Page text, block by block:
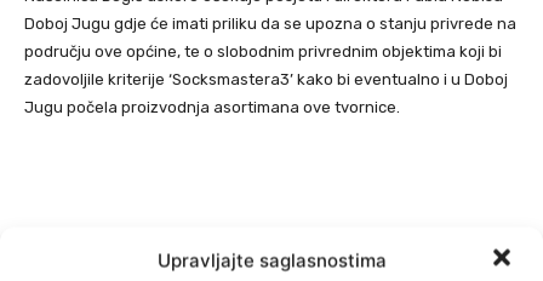
Upravljajte saglasnostima
Doboj Jugu gdje će imati priliku da se upozna o stanju privrede na
području ove općine, te o slobodnim privrednim objektima koji bi
zadovoljile kriterije ‘Socksmastera3’ kako bi eventualno i u Doboj
Jugu počela proizvodnja asortimana ove tvornice.